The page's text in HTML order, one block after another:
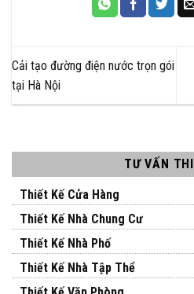
TƯ VẤN
Thiết Kế Cửa Hàng
Thiết Kế Nhà Chung Cư
Thiết Kế Nhà Phố
Thiết Kế Nhà Tập Thể
Cải tạo đường điện nước trọn gói
tại Hà Nội